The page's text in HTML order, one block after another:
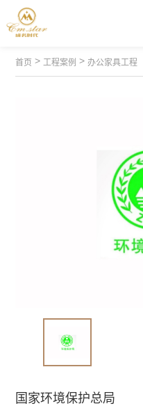
首页 > 工程案例 > 办公家具工程
国家环境保护总局